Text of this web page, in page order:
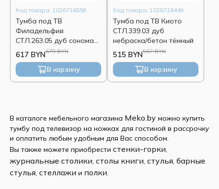
Код товара: 1026716558
Тумба под ТВ
Филадельфия
СТЛ.263.05 дуб сонома
трюфель/латте
679 BYN
617 BYN
В корзину
Код товара: 1026716449
Тумба под ТВ Киото
СТЛ.339.03 дуб
небраска/бетон тёмный
567 BYN
515 BYN
В корзину
В каталоге мебельного магазина Meko.by можно купить
тумбу под телевизор на ножках для гостиной в рассрочку
и оплатить любым удобным для Вас способом.
Вы также можете приобрести стенки-горки,
журнальные столики, столы книги, стулья, барные
стулья, стеллажи и полки.